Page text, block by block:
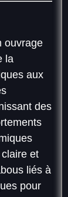
ouvrage
la
aux
des
et
liés à
pour